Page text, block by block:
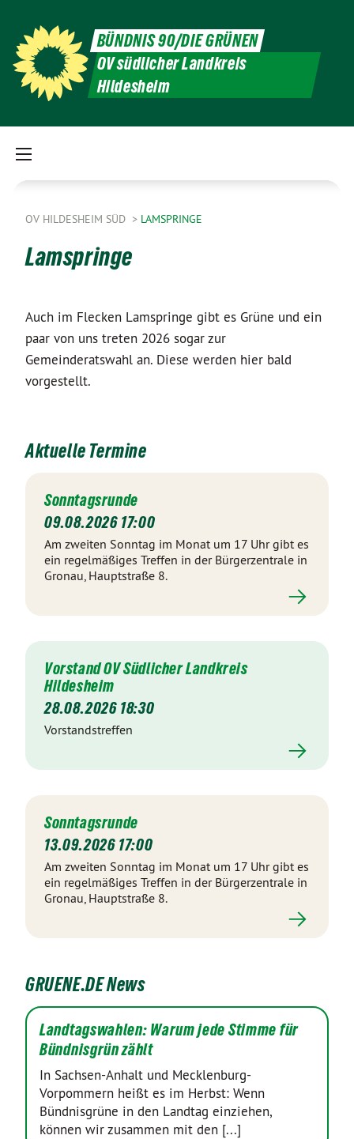
BÜNDNIS 90/DIE GRÜNEN
OV südlicher Landkreis
Hildesheim
OV HILDESHEIM SÜD LAMSPRINGE
Lamspringe
Auch im Flecken Lamspringe gibt es Grüne und ein
paar von uns treten 2026 sogar zur
Gemeinderatswahl an. Diese werden hier bald
vorgestellt.
Aktuelle Termine
Sonntagsrunde
09.08.2026 17:00
Am zweiten Sonntag im Monat um 17 Uhr gibt es
ein regelmäßiges Treffen in der Bürgerzentrale in
Gronau, Hauptstraße 8.
Vorstand OV Südlicher Landkreis
Hildesheim
28.08.2026 18:30
Vorstandstreffen
Sonntagsrunde
13.09.2026 17:00
Am zweiten Sonntag im Monat um 17 Uhr gibt es
ein regelmäßiges Treffen in der Bürgerzentrale in
Gronau, Hauptstraße 8.
GRUENE.DE News
Landtagswahlen: Warum jede Stimme für
Bündnisgrün zählt
In Sachsen-Anhalt und Mecklenburg-
Vorpommern heißt es im Herbst: Wenn
Bündnisgrüne in den Landtag einziehen,
können wir zusammen mit den [...]